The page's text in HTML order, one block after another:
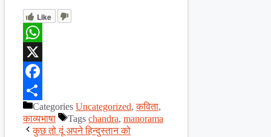
Like
WhatsApp
X
Facebook
ShareCategories Uncategorized,कविता,
काव्यभाषा
Tags chandra, manorama
कुछ तो दूं अपने हिन्दुस्तान को